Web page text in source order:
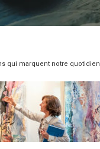
qui marquent notre quotidien